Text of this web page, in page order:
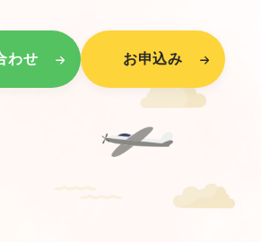
わせ お申込み